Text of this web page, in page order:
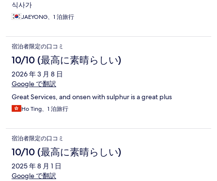
식사가
JAEYONG、1 泊旅行
宿泊者限定の口コミ
10/10 (最高に素晴らしい)
2026 年 3 月 8 日
Google で翻訳
Great Services, and onsen with sulphur is a great plus
Ho Ting、1 泊旅行
宿泊者限定の口コミ
10/10 (最高に素晴らしい)
2025 年 8 月 1 日
Google で翻訳